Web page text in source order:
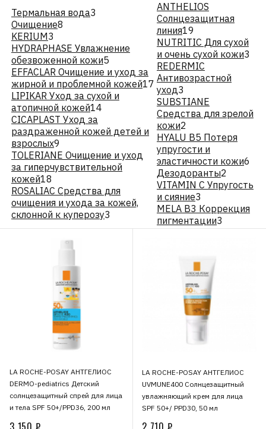
Термальная вода3
Очищение8
KERIUM3
HYDRAPHASE Увлажнение
обезвоженной кожи5
EFFACLAR Очищение и уход за
жирной и проблемной кожей17
LIPIKAR Уход за сухой и
атопичной кожей14
CICAPLAST Уход за
раздраженной кожей детей и
взрослых9
TOLERIANE Очищение и уход
за гиперчувствительной
кожей18
ROSALIAC Средства для
очищения и ухода за кожей,
склонной к куперозу3
ANTHELIOS
Солнцезащитная
линия19
NUTRITIC Для сухой
и очень сухой кожи3
REDERMIC
Антивозрастной
уход3
SUBSTIANE
Средства для зрелой
кожи2
HYALU В5 Потеря
упругости и
эластичности кожи6
Дезодоранты2
VITAMIN C Упругость
и сияние3
MELA B3 Коррекция
пигментации3
LA ROCHE-POSAY АНТГЕЛИОС
DERMO-pediatrics Детский
солнцезащитный спрей для лица
и тела SPF 50+/PPD36, 200 мл
LA ROCHE-POSAY АНТГЕЛИОС
UVMUNE400 Солнцезащитный
увлажняющий крем для лица
SPF 50+/ PPD30, 50 мл